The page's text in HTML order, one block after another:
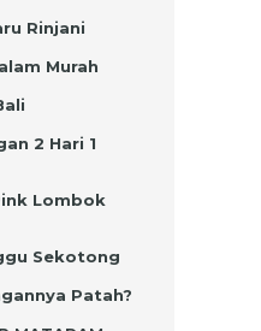
Rinjani
Murah
2 Hari 1
Lombok
Sekotong
Patah?